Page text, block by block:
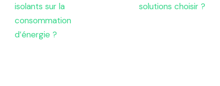
isolants sur la
consommation
d’énergie ?
solutions choisir ?